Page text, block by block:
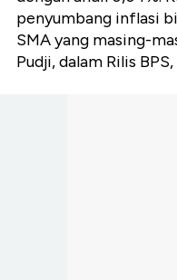
penyumbang inflasi
SMA yang masing-
Pudji, dalam Rilis